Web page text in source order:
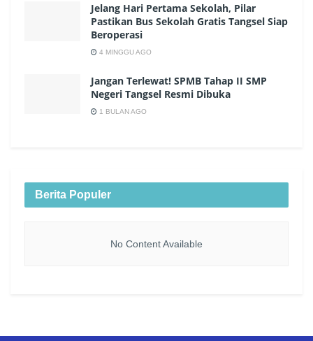
Jelang Hari Pertama Sekolah, Pilar
Pastikan Bus Sekolah Gratis Tangsel Siap
Beroperasi
4 MINGGU AGO
Jangan Terlewat! SPMB Tahap II SMP
Negeri Tangsel Resmi Dibuka
1 BULAN AGO
Berita Populer
No Content Available